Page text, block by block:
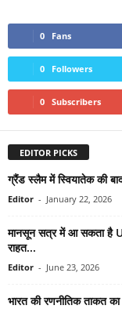
0 Fans
0 Followers
0 Subscribers
EDITOR PICKS
ग्रैंड स्लैम में स्वियातेक की
Editor - January 22, 2026
मानसून सत्र में आ सकता है
राहत...
Editor - June 23, 2026
भारत की रणनीतिक ताकत